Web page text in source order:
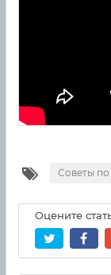
Советы
Оцените